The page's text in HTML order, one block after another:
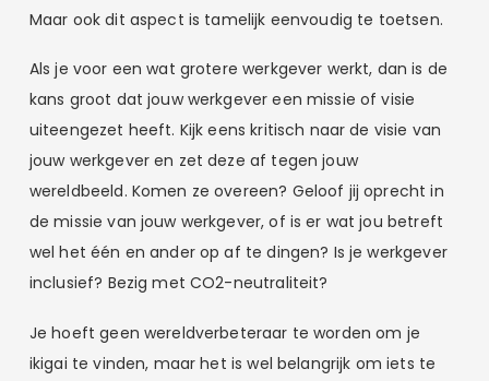
Maar ook dit aspect is tamelijk eenvoudig te toetsen.
Als je voor een wat grotere werkgever werkt, dan is de
kans groot dat jouw werkgever een missie of visie
uiteengezet heeft. Kijk eens kritisch naar de visie van
jouw werkgever en zet deze af tegen jouw
wereldbeeld. Komen ze overeen? Geloof jij oprecht in
de missie van jouw werkgever, of is er wat jou betreft
wel het één en ander op af te dingen? Is je werkgever
inclusief? Bezig met CO2-neutraliteit?
Je hoeft geen wereldverbeteraar te worden om je
ikigai te vinden, maar het is wel belangrijk om iets te